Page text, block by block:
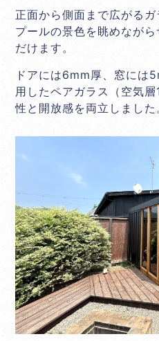
正面から側面まで広がる
プールの景色を眺めなが
だけます。
ドアには6mm厚、窓には
用したペアガラス（空気
性と開放感を両立しました